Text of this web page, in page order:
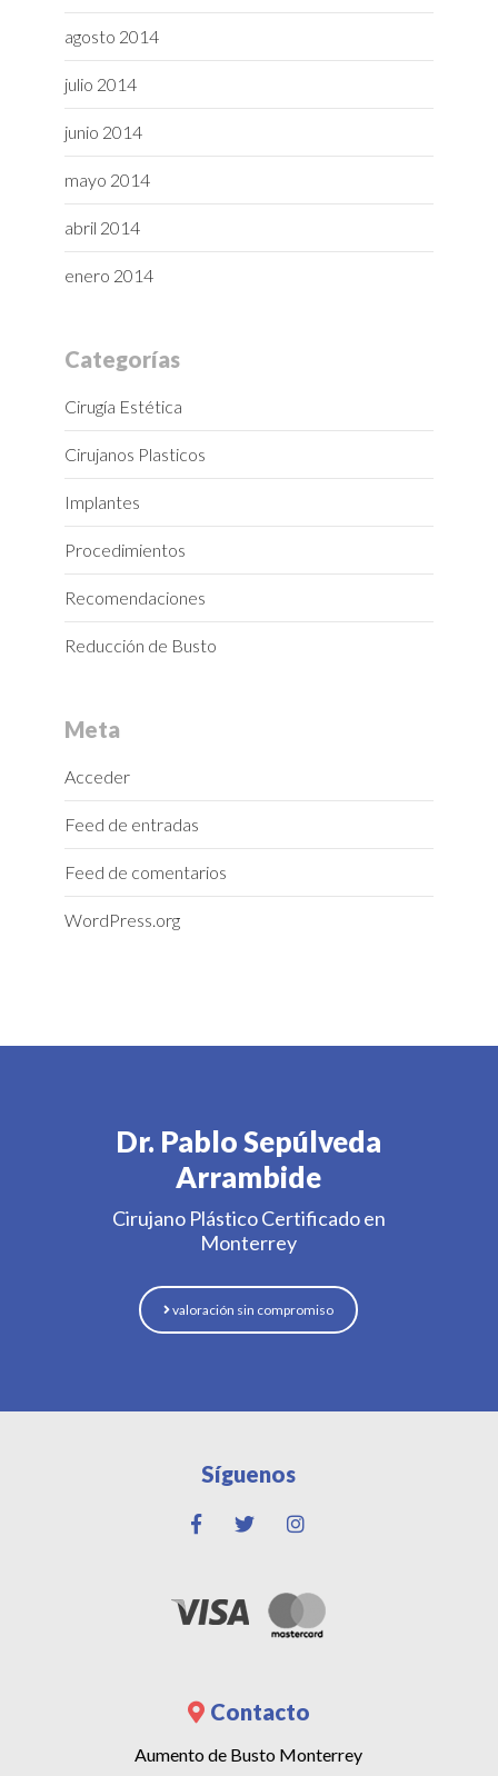
agosto 2014
julio 2014
junio 2014
mayo 2014
abril 2014
enero 2014
Categorías
Cirugía Estética
Cirujanos Plasticos
Implantes
Procedimientos
Recomendaciones
Reducción de Busto
Meta
Acceder
Feed de entradas
Feed de comentarios
WordPress.org
Dr. Pablo Sepúlveda
Arrambide
Cirujano Plástico Certificado en
Monterrey
valoración sin compromiso
Síguenos
Contacto
Aumento de Busto Monterrey